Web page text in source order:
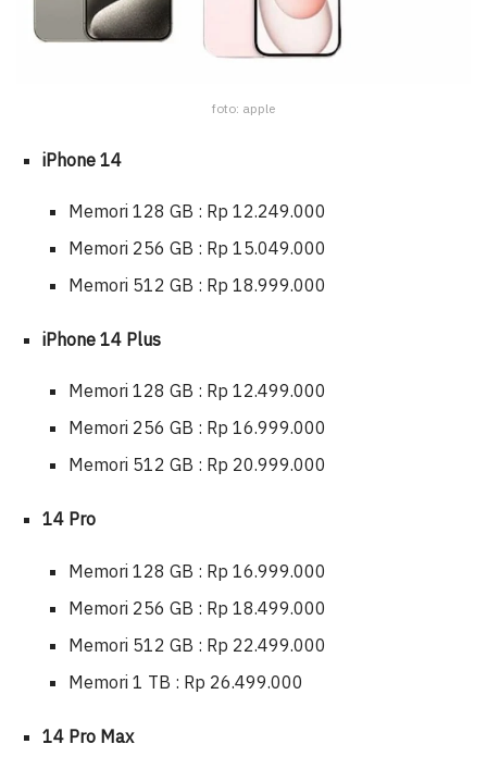
foto: apple
iPhone 14
Memori 128 GB : Rp 12.249.000
Memori 256 GB : Rp 15.049.000
Memori 512 GB : Rp 18.999.000
iPhone 14 Plus
Memori 128 GB : Rp 12.499.000
Memori 256 GB : Rp 16.999.000
Memori 512 GB : Rp 20.999.000
14 Pro
Memori 128 GB : Rp 16.999.000
Memori 256 GB : Rp 18.499.000
Memori 512 GB : Rp 22.499.000
Memori 1 TB : Rp 26.499.000
14 Pro Max